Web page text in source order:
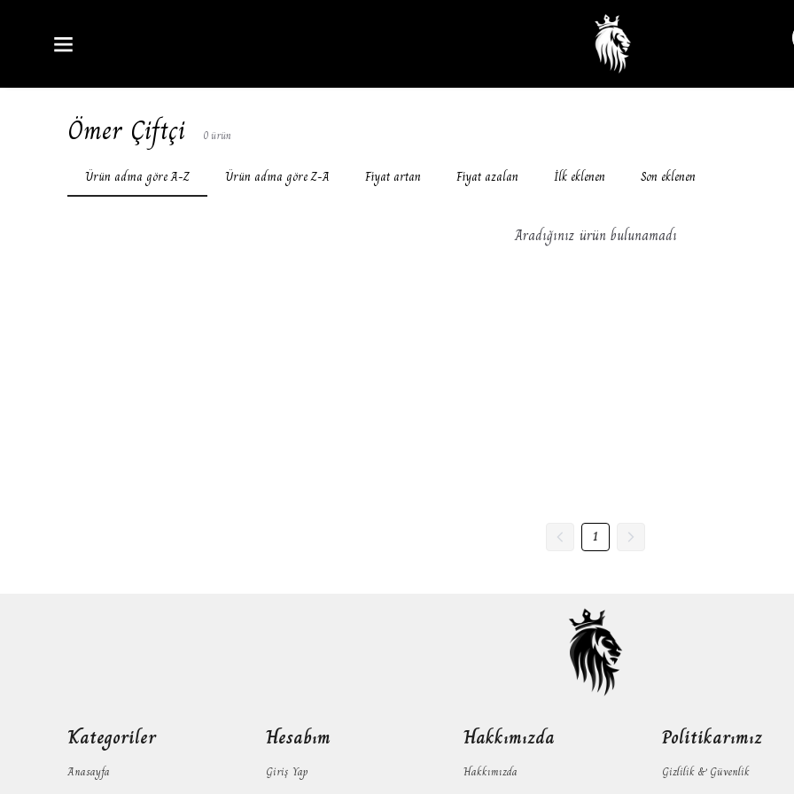
Ömer Çiftçi 0ürün
Ürün adına göre A-Z Ürün adına göre Z-A Fiyat artan Fiyat azalan İlk eklenen Son eklenen
Aradığınız ürün bulunamadı
1
Kategoriler
Anasayfa
Hesabım
Giriş Yap
Hakkımızda
Hakkımızda
Politikarımız
Gizlilik & Güvenlik